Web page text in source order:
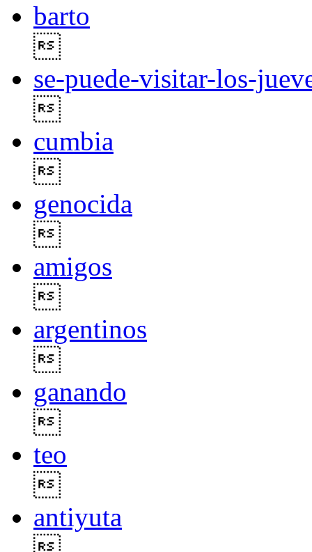
barto
se-puede-visitar-los-
cumbia
genocida
amigos
argentinos
ganando
teo
antiyuta